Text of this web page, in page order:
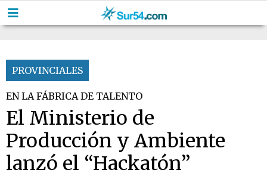
PROVINCIALES
EN LA FÁBRICA DE TALENTO
El Ministerio de
Producción y Ambiente
lanzó el “Hackatón”